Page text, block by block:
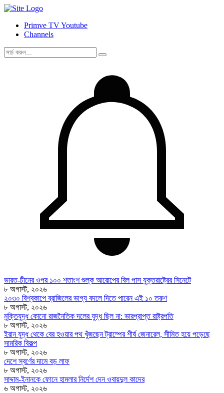
Primve TV Youtube
Channels
ভারত-চীনের ওপর ১০০ শতাংশ শুল্ক আরোপের বিল পাস যুক্তরাষ্ট্রের সিনেটে
৮ অগাস্ট, ২০২৬
২০৩০ বিশ্বকাপে ব্রাজিলের ভাগ্য বদলে দিতে পারেন এই ১০ তরুণ
৮ অগাস্ট, ২০২৬
মুক্তিযুদ্ধ কোনো রাজনৈতিক দলের যুদ্ধ ছিল না: ভারপ্রাপ্ত রাষ্ট্রপতি
৮ অগাস্ট, ২০২৬
ইরান যুদ্ধ থেকে বের হওয়ার পথ খুঁজছেন ট্রাম্পের শীর্ষ জেনারেল, সীমিত হয়ে পড়েছে
সামরিক বিকল্প
৮ অগাস্ট, ২০২৬
দেশে স্বর্ণের দামে বড় লাফ
৮ অগাস্ট, ২০২৬
সাদ্দাম-ইনানকে ফোনে হামলার নির্দেশ দেন ওবায়দুল কাদের
৬ অগাস্ট, ২০২৬